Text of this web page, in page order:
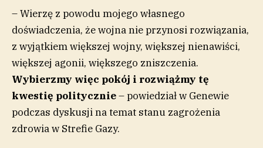
– Wierzę z powodu mojego własnego
doświadczenia, że wojna nie przynosi rozwiązania,
z wyjątkiem większej wojny, większej nienawiści,
większej agonii, większego zniszczenia.
Wybierzmy więc pokój i rozwiążmy tę
kwestię politycznie– powiedział w Genewie
podczas dyskusji na temat stanu zagrożenia
zdrowia w Strefie Gazy.